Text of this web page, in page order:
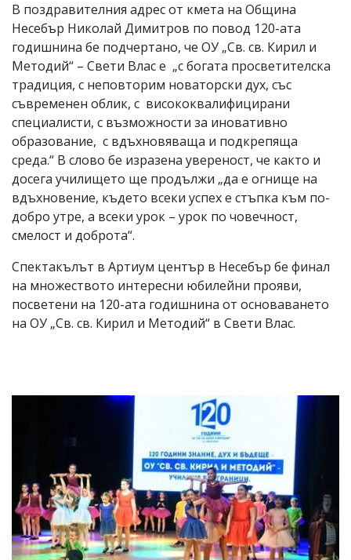
В поздравителния адрес от кмета на Община
Несебър Николай Димитров по повод 120-ата
годишнина бе подчертано, че ОУ „Св. св. Кирил и
Методий“ – Свети Влас е „с богата просветителска
традиция, с неповторим новаторски дух, със
съвременен облик, с висококвалифицирани
специалисти, с възможности за иновативно
образование, с вдъхновяваща и подкрепяща
среда.“ В слово бе изразена увереност, че както и
досега училището ще продължи „да е огнище на
вдъхновение, където всеки успех е стъпка към по-
добро утре, а всеки урок – урок по човечност,
смелост и доброта“.
Спектакълът в Артиум център в Несебър бе финал
на множеството интересни юбилейни прояви,
посветени на 120-ата годишнина от основаването
на ОУ „Св. св. Кирил и Методий“ в Свети Влас.